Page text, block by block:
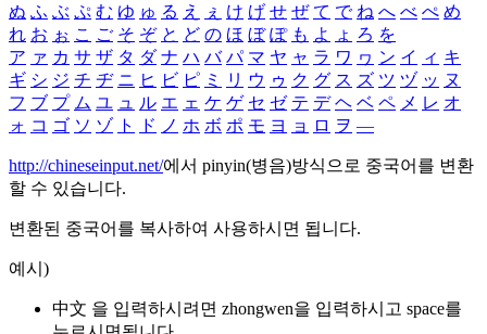
ぬ ふ ぶ ぷ む ゆ ゅ る え ぇ け げ せ ぜ て で ね へ べ ぺ め
れ お ぉ こ ご そ ぞ と ど の ほ ぼ ぽ も よ ょ ろ を
ア ァ カ サ ザ タ ダ ナ ハ バ パ マ ヤ ャ ラ ワ ヮ ン イ ィ キ
ギ シ ジ チ ヂ ニ ヒ ビ ピ ミ リ ウ ゥ ク グ ス ズ ツ ヅ ッ ヌ
フ ブ プ ム ユ ュ ル エ ェ ケ ゲ セ ゼ テ デ ヘ ベ ペ メ レ オ
ォ コ ゴ ソ ゾ ト ド ノ ホ ボ ポ モ ヨ ョ ロ ヲ ―
http://chineseinput.net/에서 pinyin(병음)방식으로 중국어를 변환
할 수 있습니다.
변환된 중국어를 복사하여 사용하시면 됩니다.
예시)
中文 을 입력하시려면 zhongwen을 입력하시고 space를